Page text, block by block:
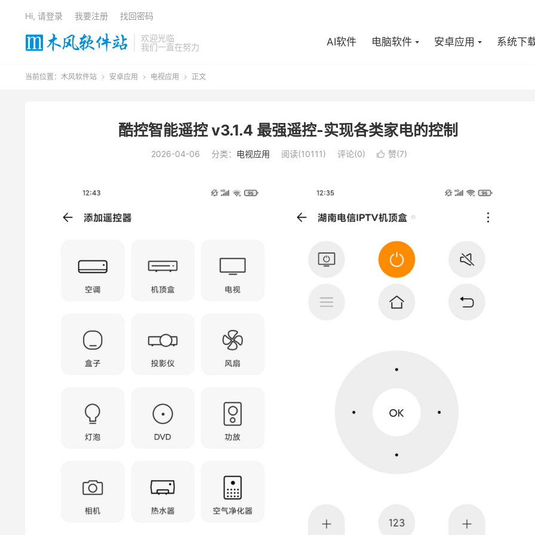
欢迎光临
我们一直在努力
AI软件 电脑软件 安卓应用 系统下
Hi, 请登录 我要注册 找回密码
当前位置： 木风软件站  安卓应用  电视应用  正文
酷控智能遥控 v3.1.4 最强遥控-实现各类家电的控制
2026-04-06 分类： 电视应用 阅读(10111) 评论(0)  赞(7)